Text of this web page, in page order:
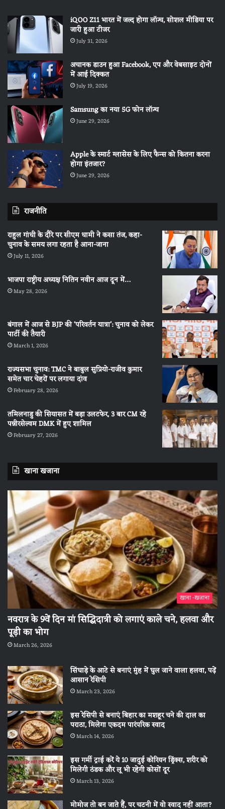
iQOO Z11 भारत में जल्द होगा लॉन्च, सोशल मीडिया पर
जारी हुआ टीजर
July 31, 2026
अचानक डाउन हुआ Facebook, एप और वेबसाइट दोनों
में आई दिक्कत
July 19, 2026
Samsung का नया 5G फोन लॉन्च
June 29, 2026
Apple के स्मार्ट ग्लासेस के लिए फैन्स को कितना करना
होगा इंतजार?
June 29, 2026
राजनीति
राहुल गांधी के दौरे पर सीएम धामी ने कसा तंज, कहा-
चुनाव के समय लगा रहता है आना-जाना
July 11, 2026
भाजपा राष्ट्रीय अध्यक्ष नितिन नवीन आज दून में…
May 28, 2026
बंगाल में आज से BJP की ‘परिवर्तन यात्रा’: चुनाव को लेकर
पार्टी की तैयारी
March 1, 2026
राज्यसभा चुनाव: TMC ने बाबुल सुप्रियो-राजीव कुमार
समेत चार चेहरों पर लगाया दांव
February 28, 2026
तमिलनाडु की सियासत में बड़ा उलटफेर, 3 बार CM रहे
पन्नीरसेल्वम DMK में हुए शामिल
February 27, 2026
खाना खजाना
खाना -खजाना
नवरात्र के 9वें दिन मां सिद्धिदात्री को लगाएं काले चने, हलवा और
पूड़ी का भोग
March 26, 2026
सिंघाड़े के आटे से बनाएं मुंह में घुल जाने वाला हलवा, पढ़ें
आसान रेसिपी
March 23, 2026
इस रेसिपी से बनाएं बिहार का मशहूर चने की दाल का
पराठा, मिलेगा एकदम पारंपरिक स्वाद
March 14, 2026
इस गर्मी ट्राई करें ये 10 जादुई कोरियन ड्रिंक्स, शरीर को
मिलेगी ठंडक और लू भी रहेगी कोसों दूर
March 13, 2026
मोमोज तो बन जाते हैं, पर चटनी में वो स्वाद नहीं आता?